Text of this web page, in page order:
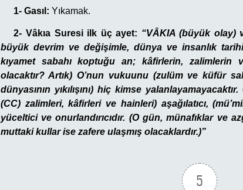
1- Gasıl:Yıkamak.
2- Vâkıa Suresi ilk üç ayet: “VÂKIA (büyük olay)
büyük devrim ve değişimle, dünya ve insanlık
kıyamet sabahı koptuğu an; kâfirlerin, zalimlerin
olacaktır? Artık) O’nun vukuunu (zulüm ve küfür
dünyasının yıkılışını) hiç kimse
(CC) zalimleri, kâfirleri ve hainleri) aşağılatıcı,
yüceltici ve onurlandırıcıdır. (O gün, münafıklar ve
muttaki kullar ise zafere ulaşmış olacaklardır.)”
5